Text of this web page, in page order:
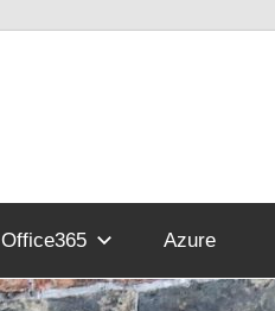
Office365 Azure